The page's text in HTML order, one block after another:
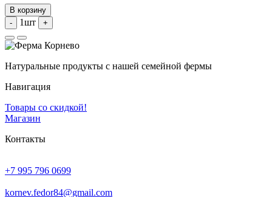
В корзину
-
1шт +
Натуральные продукты с нашей семейной фермы
Навигация
Товары со скидкой!
Магазин
Контакты
+7 995 796 0699
kornev.fedor84@gmail.com